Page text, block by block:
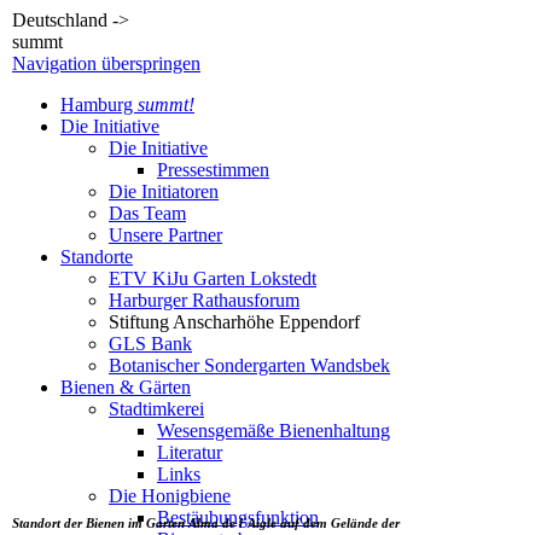
Deutschland ->
summt
Navigation überspringen
Hamburg summt!
Die Initiative
Die Initiative
Pressestimmen
Die Initiatoren
Das Team
Unsere Partner
Standorte
ETV KiJu Garten Lokstedt
Harburger Rathausforum
Stiftung Anscharhöhe Eppendorf
GLS Bank
Botanischer Sondergarten Wandsbek
Bienen & Gärten
Stadtimkerei
Wesensgemäße Bienenhaltung
Literatur
Links
Die Honigbiene
Bestäubungsfunktion
Standort der Bienen im Garten Alma de l`Aigle auf dem Gelände der